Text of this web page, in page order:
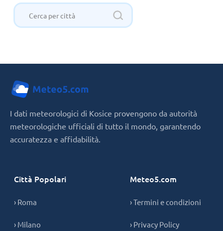
I dati meteorologici di Kosice provengono da autorità
meteorologiche ufficiali di tutto il mondo, garantendo
accuratezza e affidabilità.
Città Popolari
› Roma
› Milano
Meteo5.com
› Termini e condizioni
› Privacy Policy